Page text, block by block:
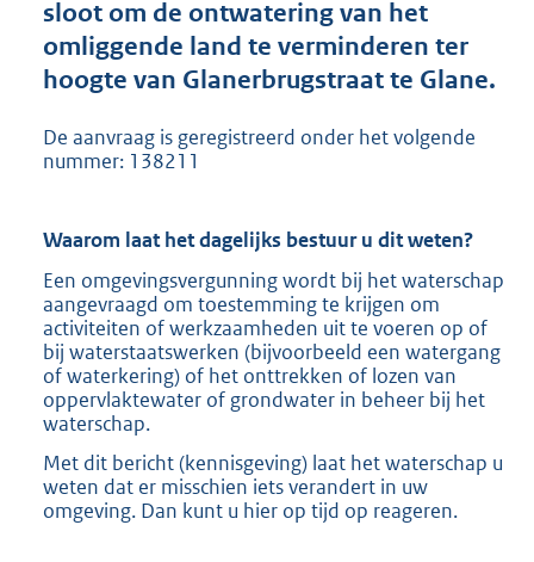
t
t
:
3
sloot om de ontwatering van het
omliggende land te verminderen ter
hoogte van Glanerbrugstraat te Glane.
De aanvraag is geregistreerd onder het volgende
nummer: 138211
Waarom laat het dagelijks bestuur u dit weten?
Een omgevingsvergunning wordt bij het waterschap
aangevraagd om toestemming te krijgen om
activiteiten of werkzaamheden uit te voeren op of
bij waterstaatswerken (bijvoorbeeld een watergang
of waterkering) of het onttrekken of lozen van
oppervlaktewater of grondwater in beheer bij het
waterschap.
Met dit bericht (kennisgeving) laat het waterschap u
weten dat er misschien iets verandert in uw
omgeving. Dan kunt u hier op tijd op reageren.